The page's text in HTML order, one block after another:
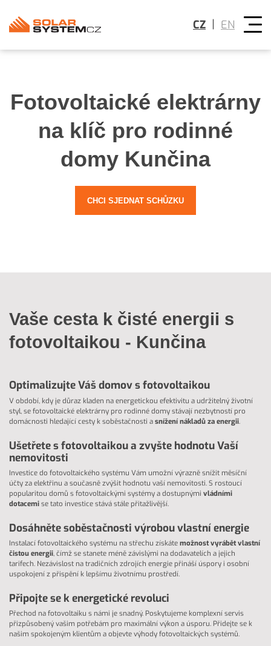
CZ | EN
Fotovoltaické elektrárny
na klíč pro rodinné
domy Kunčina
CHCI SJEDNAT SCHŮZKU
Vaše cesta k čisté energii s
fotovoltaikou - Kunčina
Optimalizujte Váš domov s fotovoltaikou
V období, kdy je důraz kladen na energetickou efektivitu a udržitelný životní
styl, se fotovoltaické elektrárny pro rodinné domy stávají nezbytností pro
domácnosti hledající cesty k soběstačnosti asnížení nákladů za energii.
Ušetřete s fotovoltaikou a zvyšte hodnotu Vaší
nemovitosti
Investice do fotovoltaického systému Vám umožní výrazně snížit měsíční
účty za elektřinu a současně zvýšit hodnotu vaší nemovitosti. S rostoucí
popularitou domů s fotovoltaickými systémy a dostupnými vládními
dotacemise tato investice stává stále přitažlivější.
Dosáhněte soběstačnosti výrobou vlastní energie
Instalací fotovoltaického systému na střechu získátemožnost vyrábět vlastní
čistou energii, čímž se stanete méně závislými na dodavatelích a jejich
tarifech. Nezávislost na tradičních zdrojích energie přináší úspory i osobní
uspokojení z přispění k lepšímu životnímu prostředí.
Připojte se k energetické revoluci
Přechod na fotovoltaiku s námi je snadný. Poskytujeme komplexní servis
přizpůsobený vašim potřebám pro maximální výkon a úsporu. Přidejte se k
našim spokojeným klientům a objevte výhody fotovoltaických systémů.